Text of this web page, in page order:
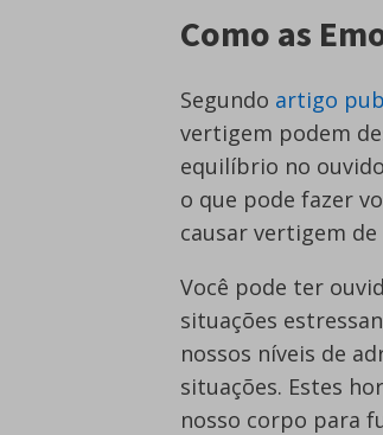
Como as
Segundo artigo
vertigem podem
equilíbrio no
o que pode fazer
causar vertigem
Você pode ter
situações
nossos níveis de
situações. Estes
nosso corpo para